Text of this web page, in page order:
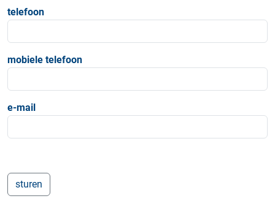
telefoon
mobiele telefoon
e-mail